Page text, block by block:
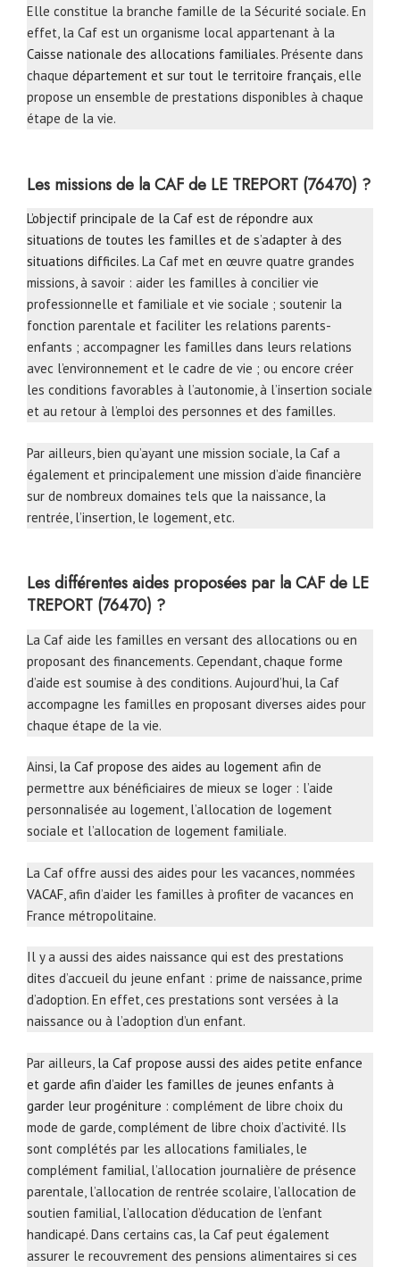
Elle constitue la branche famille de la Sécurité sociale. En
effet, la Caf est un organisme local appartenant à la
Caisse nationale des allocations familiales. Présente dans
chaque département et sur tout le territoire français, elle
propose un ensemble de prestations disponibles à chaque
étape de la vie.
Les missions de la CAF de LE TREPORT (76470) ?
L’objectif principale de la Caf est de répondre aux
situations de toutes les familles et de s’adapter à des
situations difficiles. La Caf met en œuvre quatre grandes
missions, à savoir : aider les familles à concilier vie
professionnelle et familiale et vie sociale ; soutenir la
fonction parentale et faciliter les relations parents-
enfants ; accompagner les familles dans leurs relations
avec l’environnement et le cadre de vie ; ou encore créer
les conditions favorables à l’autonomie, à l’insertion sociale
et au retour à l’emploi des personnes et des familles.
Par ailleurs, bien qu’ayant une mission sociale, la Caf a
également et principalement une mission d’aide financière
sur de nombreux domaines tels que la naissance, la
rentrée, l’insertion, le logement, etc.
Les différentes aides proposées par la CAF de LE
TREPORT (76470) ?
La Caf aide les familles en versant des allocations ou en
proposant des financements. Cependant, chaque forme
d’aide est soumise à des conditions. Aujourd’hui, la Caf
accompagne les familles en proposant diverses aides pour
chaque étape de la vie.
Ainsi, la Caf propose des aides au logement afin de
permettre aux bénéficiaires de mieux se loger : l’aide
personnalisée au logement, l’allocation de logement
sociale et l’allocation de logement familiale.
La Caf offre aussi des aides pour les vacances, nommées
VACAF, afin d’aider les familles à profiter de vacances en
France métropolitaine.
Il y a aussi des aides naissance qui est des prestations
dites d’accueil du jeune enfant : prime de naissance, prime
d’adoption. En effet, ces prestations sont versées à la
naissance ou à l’adoption d’un enfant.
Par ailleurs, la Caf propose aussi des aides petite enfance
et garde afin d’aider les familles de jeunes enfants à
garder leur progéniture : complément de libre choix du
mode de garde, complément de libre choix d’activité. Ils
sont complétés par les allocations familiales, le
complément familial, l’allocation journalière de présence
parentale, l’allocation de rentrée scolaire, l’allocation de
soutien familial, l’allocation d’éducation de l’enfant
handicapé. Dans certains cas, la Caf peut également
assurer le recouvrement des pensions alimentaires si ces